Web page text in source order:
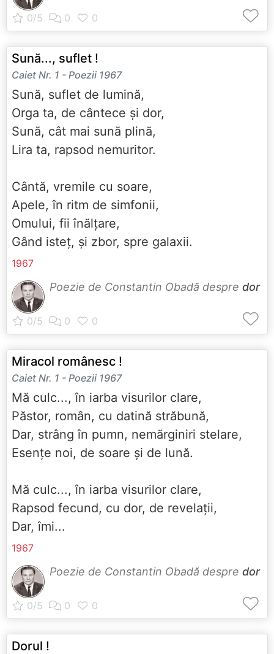
Sună..., suflet !
Caiet Nr. 1 - Poezii 1967
Sună, suflet de lumină,
Orga ta, de cântece și dor,
Sună, cât mai sună plină,
Lira ta, rapsod nemuritor.
Cântă, vremile cu soare,
Apele, în ritm de simfonii,
Omului, fii înălțare,
Gând isteț, și zbor, spre galaxii.
1967
Poezie de Constantin Obadă despre dor
Miracol românesc !
Caiet Nr. 1 - Poezii 1967
Mă culc..., în iarba visurilor clare,
Păstor, român, cu datină străbună,
Dar, strâng în pumn, nemărginiri stelare,
Esențe noi, de soare și de lună.
Mă culc..., în iarba visurilor clare,
Rapsod fecund, cu dor, de revelații,
Dar, îmi...
1967
Poezie de Constantin Obadă despre dor
Dorul !